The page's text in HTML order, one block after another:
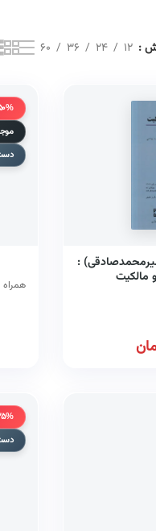
12
24
36
60
جزای اختصاصی ۱ (میرمحمدصادقی) :
مالکیت
همراه